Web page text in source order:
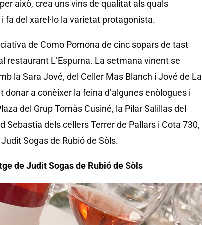
això, crea uns vins de qualitat als quals
del xarel·lo la varietat protagonista.
de Como Pomona de cinc sopars de tast
restaurant L’Espurna. La setmana vinent se
la Sara Jové, del Celler Mas Blanch i Jové de La
a conèixer la feina d’algunes enòlogues i
del Grup Tomàs Cusiné, la Pilar Salillas del
Sebastia dels cellers Terrer de Pallars i Cota 730,
Sogas de Rubió de Sòls.
de Judit Sogas de Rubió de Sòls